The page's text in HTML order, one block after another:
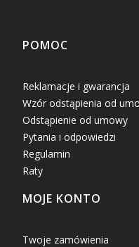
Linki w stopce
POMOC
Reklamacje i gwarancja
Wzór odstąpienia od
Odstąpienie od umowy
Pytania i odpowiedzi
Regulamin
Raty
MOJE KONTO
Twoje zamówienia